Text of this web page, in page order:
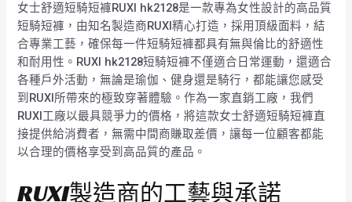
女士舒適短騎短褲RUXI hk2128是一款專為女性設計的高品質
短騎短褲，由知名製造商RUXI精心打造，採用頂級面料，結
合專業工藝，確保每一件短騎短褲都具有無與倫比的舒適性
和耐用性。RUXI hk2128短騎短褲不僅適合日常運動，還適合
各種戶外活動，無論是瑜伽、健身還是騎行，都能讓您感受
到RUXI所帶來的極致穿著體驗。作為一家直銷工廠，我們
RUXI工廠以最具競爭力的價格，將這款女士舒適短騎短褲直
接提供給消費者，無需中間商賺取差價，讓每一位顧客都能
以合理的價格享受到高品質的產品。
RUXI製造商的工藝與承諾